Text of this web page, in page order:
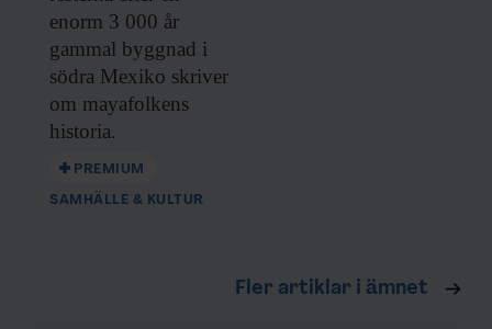
enorm 3 000 år
gammal byggnad i
södra Mexiko skriver
om mayafolkens
historia.
PREMIUM
SAMHÄLLE & KULTUR
Fler artiklar i ämnet